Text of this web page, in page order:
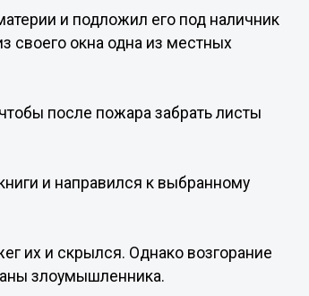
и подложил его под наличник
своего окна одна из местных
после пожара забрать листы
и направился к выбранному
их и скрылся. Однако возгорание
злоумышленника.